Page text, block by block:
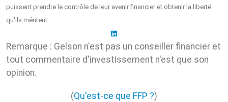
puissent prendre le contrôle de leur avenir financier et obtenir la liberté
qu'ils méritent.
Remarque : Gelson n'est pas un conseiller financier et
tout commentaire d'investissement n'est que son
opinion.
(Qu'est-ce que FFP ?)